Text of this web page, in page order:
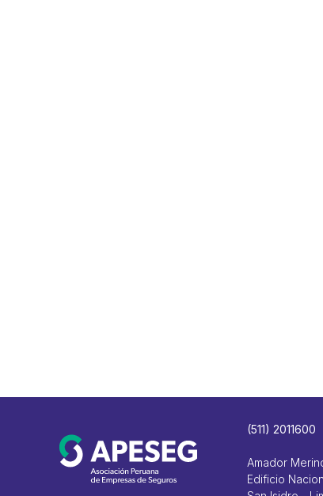
(511) 2011600
Amador
Edificio